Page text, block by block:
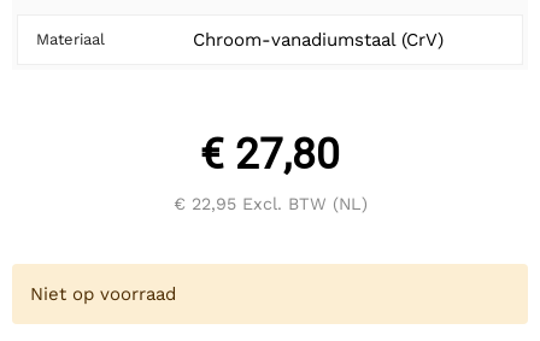
Materiaal Chroom-vanadiumstaal (CrV)
€ 27,80
€ 22,95Excl. BTW (NL)
Niet op voorraad